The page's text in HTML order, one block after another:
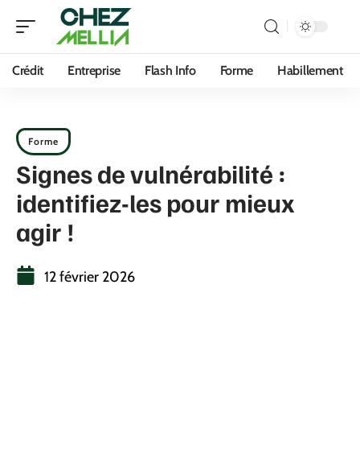
Crédit Entreprise Flash Info Forme Habillement
Forme
Signes de vulnérabilité :
identifiez-les pour mieux
agir !
12 février 2026